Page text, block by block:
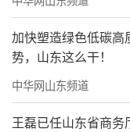
加快塑造绿色低碳
势，山东这么干！
中华网山东频道
王磊已任山东省商务